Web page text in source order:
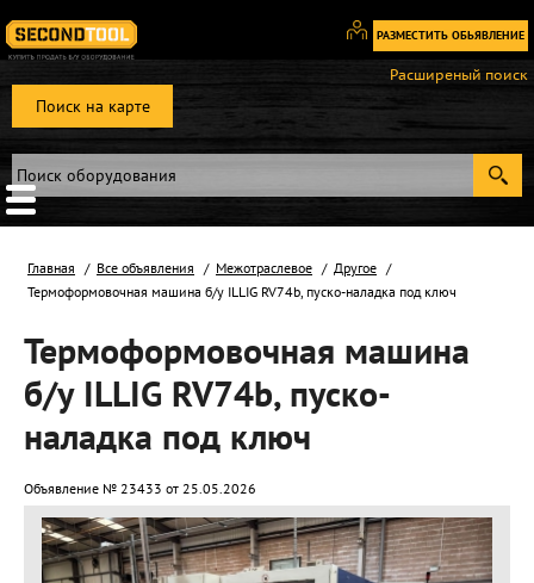
РАЗМЕСТИТЬ ОБЬЯВЛЕНИЕ
Вход
Регистрация
Поиск на карте
Расширеный поиск
Главная Все объявления Межотраслевое
Другое
Термоформовочная машина б/у ILLIG RV74b, пуско-наладка под ключ
Термоформовочная машина
б/у ILLIG RV74b, пуско-
наладка под ключ
Объявление № 23433 от 25.05.2026